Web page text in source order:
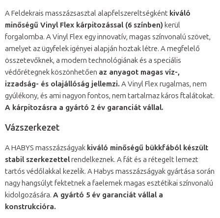
A Feldekrais masszázsasztal alapfelszereltségként kiváló
minőségű Vinyl Flex kárpitozással (6 színben) kerül
forgalomba. A Vinyl Flex egy innovatív, magas színvonalú szövet,
amelyet az ügyfelek igényei alapján hoztak létre. A megfelelő
összetevőknek, a modern technológiának és a speciális
védőrétegnek köszönhetően az anyagot magas víz-,
izzadság- és olajállóság jellemzi. A Vinyl Flex rugalmas, nem
gyúlékony, és ami nagyon fontos, nem tartalmaz káros ftalátokat.
A kárpitozásra a gyártó 2 év garanciát vállal.
Vázszerkezet
A HABYS masszázságyak kiváló minőségű bükkfából készült
stabil szerkezettelrendelkeznek. A fát és a rétegelt lemezt
tartós védőlakkal kezelik. A Habys masszázságyak gyártása során
nagy hangsúlyt fektetnek a faelemek magas esztétikai színvonalú
kidolgozására. A gyártó 5 év garanciát vállal a
konstrukcióra.